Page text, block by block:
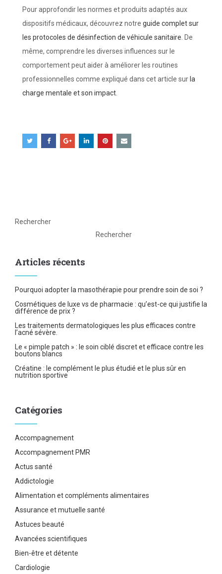
Pour approfondir les normes et produits adaptés aux
dispositifs médicaux, découvrez notre guide complet sur
les protocoles de désinfection de véhicule sanitaire . De
même, comprendre les diverses influences sur le
comportement peut aider à améliorer les routines
professionnelles comme expliqué dans cet article sur la
charge mentale et son impact
Rechercher
Rechercher
Articles récents
Pourquoi adopter la masothérapie pour prendre soin de soi ?
Cosmétiques de luxe vs de pharmacie : qu’est-ce qui justifie la
différence de prix ?
Les traitements dermatologiques les plus efficaces contre
l’acné sévère.
Le « pimple patch » : le soin ciblé discret et efficace contre les
boutons blancs
Créatine : le complément le plus étudié et le plus sûr en
nutrition sportive
Catégories
Accompagnement
Accompagnement PMR
Actus santé
Addictologie
Alimentation et compléments alimentaires
Assurance et mutuelle santé
Astuces beauté
Avancées scientifiques
Bien-être et détente
Cardiologie